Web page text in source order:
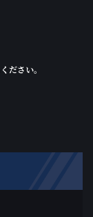
ださい。